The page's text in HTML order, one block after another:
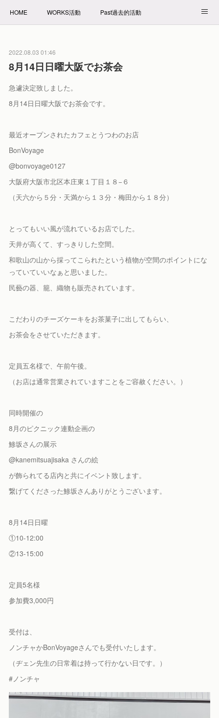
HOME WORKS活動 Past過去的活動
2022.08.03 01:46
8月14日日曜大阪でお茶会
急遽決定致しました。
8月14日日曜大阪でお茶会です。
最近オープンされたカフェとうつわのお店
BonVoyage
@bonvoyage0127
大阪府大阪市北区本庄東１丁目１８−６
（天六から５分・天満から１３分・梅田から１８分）
とってもいい風が流れているお店でした。
天井が高くて、すっきりした空間。
和歌山の山から採ってこられたという植物が空間のポイントにな
っていていいなぁと思いました。
民藝の器、籠、織物も販売されています。
こだわりのチーズケーキをお茶菓子に出してもらい、
お茶会をさせていただきます。
定員五名様で、午前午後。
（お店は通常営業されていますことをご容赦ください。）
同時開催の
8月のピクニック連動企画の
鯵坂さんの展示
@kanemitsuajisaka さんの絵
が飾られてる店内と共にイベント致します。
繋げてくださった鯵坂さんありがとうございます。
8月14日日曜
①10-12:00
②13-15:00
定員5名様
参加費3,000円
受付は、
ノンチャかBonVoyageさんでも受付いたします。
（ヂェン先生の日常着は持って行かない日です。）
#ノンチャ